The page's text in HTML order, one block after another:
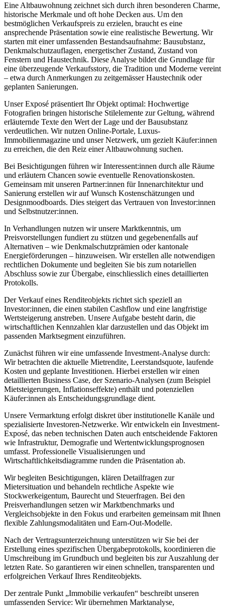
Eine Altbauwohnung zeichnet sich durch ihren besonderen Charme,
historische Merkmale und oft hohe Decken aus. Um den
bestmöglichen Verkaufspreis zu erzielen, braucht es eine
ansprechende Präsentation sowie eine realistische Bewertung. Wir
starten mit einer umfassenden Bestandsaufnahme: Bausubstanz,
Denkmalschutzauflagen, energetischer Zustand, Zustand von
Fenstern und Haustechnik. Diese Analyse bildet die Grundlage für
eine überzeugende Verkaufsstory, die Tradition und Moderne vereint
– etwa durch Anmerkungen zu zeitgemässer Haustechnik oder
geplanten Sanierungen.
Unser Exposé präsentiert Ihr Objekt optimal: Hochwertige
Fotografien bringen historische Stilelemente zur Geltung, während
erläuternde Texte den Wert der Lage und der Bausubstanz
verdeutlichen. Wir nutzen Online-Portale, Luxus-
Immobilienmagazine und unser Netzwerk, um gezielt Käufer:innen
zu erreichen, die den Reiz einer Altbauwohnung suchen.
Bei Besichtigungen führen wir Interessent:innen durch alle Räume
und erläutern Chancen sowie eventuelle Renovationskosten.
Gemeinsam mit unseren Partner:innen für Innenarchitektur und
Sanierung erstellen wir auf Wunsch Kostenschätzungen und
Designmoodboards. Dies steigert das Vertrauen von Investor:innen
und Selbstnutzer:innen.
In Verhandlungen nutzen wir unsere Marktkenntnis, um
Preisvorstellungen fundiert zu stützen und gegebenenfalls auf
Alternativen – wie Denkmalschutzprämien oder kantonale
Energieförderungen – hinzuweisen. Wir erstellen alle notwendigen
rechtlichen Dokumente und begleiten Sie bis zum notariellen
Abschluss sowie zur Übergabe, einschliesslich eines detaillierten
Protokolls.
Der Verkauf eines Renditeobjekts richtet sich speziell an
Investor:innen, die einen stabilen Cashflow und eine langfristige
Wertsteigerung anstreben. Unsere Aufgabe besteht darin, die
wirtschaftlichen Kennzahlen klar darzustellen und das Objekt im
passenden Marktsegment einzuführen.
Zunächst führen wir eine umfassende Investment-Analyse durch:
Wir betrachten die aktuelle Mietrendite, Leerstandsquote, laufende
Kosten und geplante Investitionen. Hierbei erstellen wir einen
detaillierten Business Case, der Szenario-Analysen (zum Beispiel
Mietsteigerungen, Inflationseffekte) enthält und potenziellen
Käufer:innen als Entscheidungsgrundlage dient.
Unsere Vermarktung erfolgt diskret über institutionelle Kanäle und
spezialisierte Investoren-Netzwerke. Wir entwickeln ein Investment-
Exposé, das neben technischen Daten auch entscheidende Faktoren
wie Infrastruktur, Demografie und Wertentwicklungsprognosen
umfasst. Professionelle Visualisierungen und
Wirtschaftlichkeitsdiagramme runden die Präsentation ab.
Wir begleiten Besichtigungen, klären Detailfragen zur
Mietersituation und behandeln rechtliche Aspekte wie
Stockwerkeigentum, Baurecht und Steuerfragen. Bei den
Preisverhandlungen setzen wir Marktbenchmarks und
Vergleichsobjekte in den Fokus und erarbeiten gemeinsam mit Ihnen
flexible Zahlungsmodalitäten und Earn-Out-Modelle.
Nach der Vertragsunterzeichnung unterstützen wir Sie bei der
Erstellung eines spezifischen Übergabeprotokolls, koordinieren die
Umschreibung im Grundbuch und begleiten bis zur Auszahlung der
letzten Rate. So garantieren wir einen schnellen, transparenten und
erfolgreichen Verkauf Ihres Renditeobjekts.
Der zentrale Punkt „Immobilie verkaufen“ beschreibt unseren
umfassenden Service: Wir übernehmen Marktanalyse,